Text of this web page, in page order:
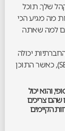
שלך. תוכל
מה מגיע הכי
למה שאתה
יכולה
לתמוך באופטימיזציה למנועי חיפוש (SEO), כאשר התוכן
והוא יכול
שהם צריכים
הקיימים